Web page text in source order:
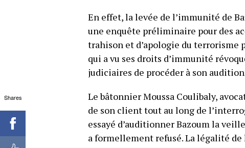
En effet, la levée de l’immunité de
une enquête préliminaire pour des
trahison et d’apologie du terrorisme
qui a vu ses droits d’immunité
judiciaires de procéder à son
Le bâtonnier Moussa Coulibaly,
de son client tout au long de
essayé d’auditionner Bazoum la
a formellement refusé. La légalité
Shares